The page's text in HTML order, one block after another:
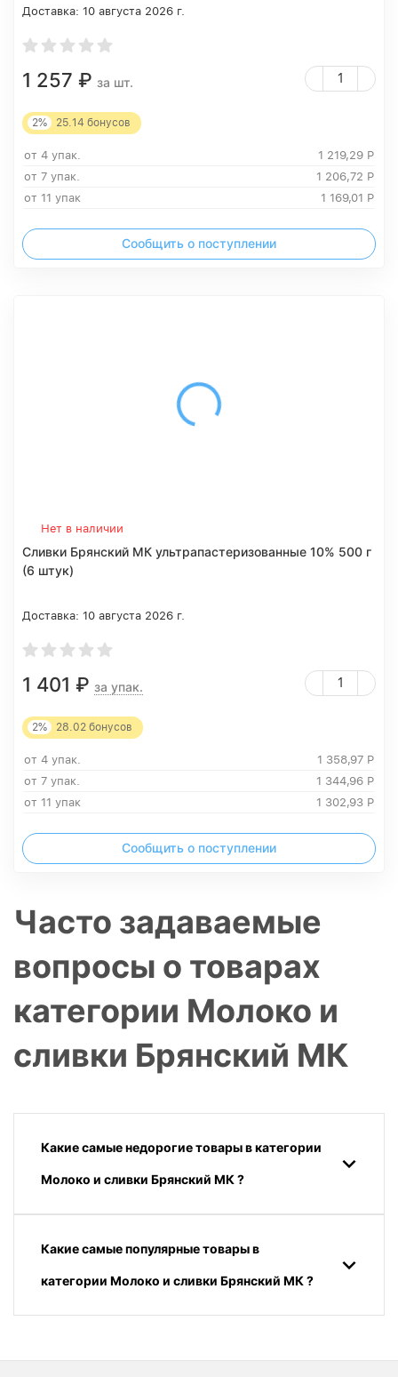
Доставка: 10 августа 2026 г.
1 257 ₽ за шт.
2% 25.14 бонусов
от 4 упак. 1 219,29 Р
от 7 упак.
1 206,72 Р
от 11 упак
1 169,01 Р
Сообщить о поступлении
Нет в наличии
Сливки Брянский МК ультрапастеризованные 10% 500 г
(6 штук)
Доставка: 10 августа 2026 г.
1 401 ₽ за упак.
2% 28.02 бонусов
от 4 упак. 1 358,97 Р
от 7 упак.
1 344,96 Р
от 11 упак
1 302,93 Р
Сообщить о поступлении
Часто задаваемые
вопросы о товарах
категории Молоко и
сливки Брянский МК
Какие самые недорогие товары в категории
Молоко и сливки Брянский МК ?
Какие самые популярные товары в
категории Молоко и сливки Брянский МК ?